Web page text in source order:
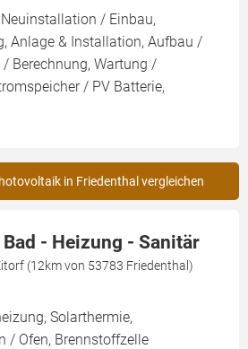
/ Einbau,
Anlage & Installation, Aufbau /
Berechnung, Wartung /
/ PV Batterie,
in Friedenthal vergleichen
- Heizung - Sanitär
(12km von 53783 Friedenthal)
Solarthermie,
/ Ofen, Brennstoffzelle